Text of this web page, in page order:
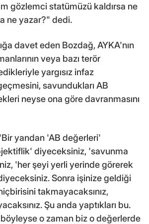
gözlemci statümüzü kaldırsa ne
ne yazar?" dedi.
davet eden Bozdağ, AYKA'nın
veya bazı terör
yargısız infaz
savundukları AB
neyse ona göre davranmasını
yandan 'AB değerleri'
diyeceksiniz, 'savunma
'her şeyi yerli yerinde görerek
Sonra işinize geldiği
takmayacaksınız,
Şu anda yaptıkları bu.
o zaman biz o değerlerde